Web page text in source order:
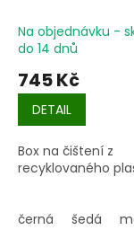
Na objednávku -
do 14 dnů
745 Kč
DETAIL
Box na čištení z
recyklovaného
černá šedá